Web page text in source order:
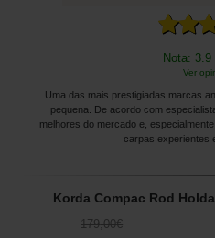
Nota: 3.9
Ver
Uma das mais prestigiadas marcas
pequena. De acordo com
melhores do mercado e,
carpas experientes
Korda Compac Rod
179,00€